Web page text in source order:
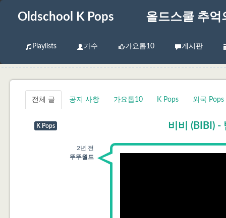
Oldschool K Pops 올드스쿨 추억
Playlists 가수 가요톱10 게시판
전체 글 공지 사항 가요톱10 K Pops 외국 Pops
K Pops 비비 (BIBI) -
2년 전
뚜뚜월드